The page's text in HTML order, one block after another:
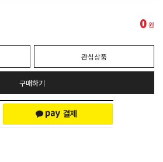
0원
관심상품
구매하기